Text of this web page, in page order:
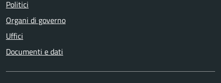
Politici
Organi di governo
Uffici
Documenti e dati